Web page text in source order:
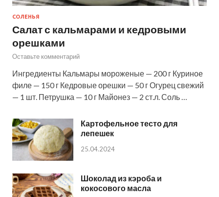
СОЛЕНЬЯ
Салат с кальмарами и кедровыми
орешками
Оставьте комментарий
Ингредиенты Кальмары мороженые — 200 г Куриное
филе — 150 г Кедровые орешки — 50 г Огурец свежий
— 1 шт. Петрушка — 10 г Майонез — 2 ст.л. Соль …
Картофельное тесто для
лепешек
25.04.2024
Шоколад из кэроба и
кокосового масла